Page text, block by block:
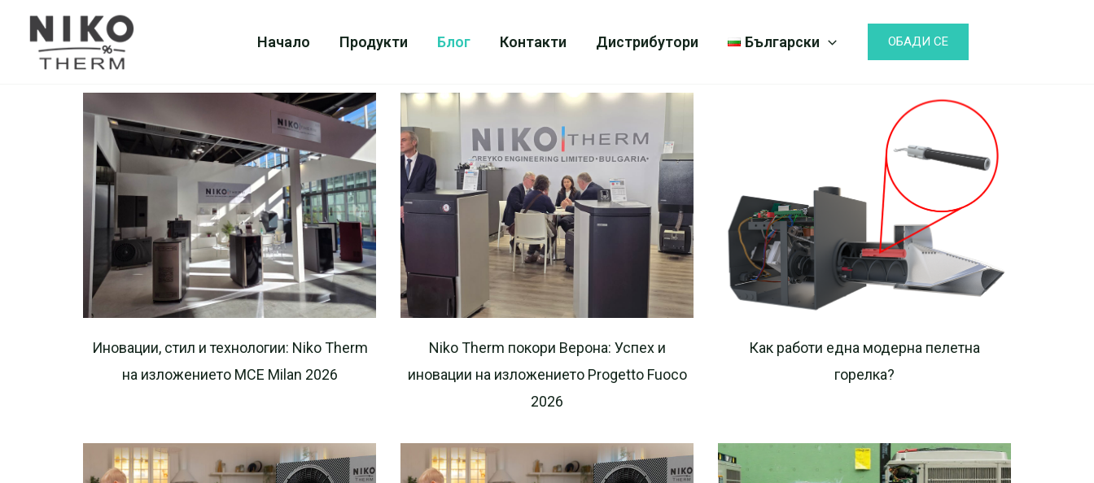
content
Начало Продукти Блог Контакти Дистрибутори Български ОБАДИ СЕ
Иновации, стил и технологии: Niko Therm
на изложението MCE Milan 2026
Niko Therm покори Верона: Успех и
иновации на изложението Progetto Fuoco
2026
Как работи една модерна пелетна
горелка?